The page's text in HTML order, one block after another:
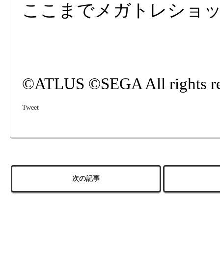
ここまでメガトレショ
©ATLUS ©SEGA All rights
Tweet
次の記事